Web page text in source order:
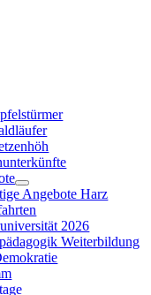
Angebote Harz
2026
Weiterbildung